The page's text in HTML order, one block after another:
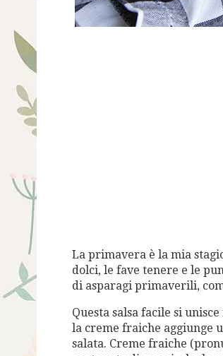
La primavera è la mia
dolci, le fave tenere e le
di asparagi primaverili,
Questa salsa facile si
la creme fraiche aggiunge
salata. Creme fraiche